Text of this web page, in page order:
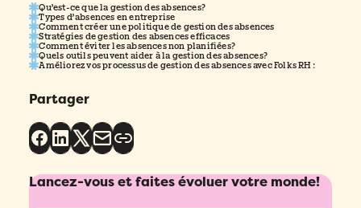
Qu’est-ce que la gestion des absences?
Types d’absences en entreprise
Comment créer une politique de gestion des absences
Stratégies de gestion des absences efficaces
Comment éviter les absences non planifiées?
Quels outils peuvent aider à la gestion des absences?
Améliorez vos processus de gestion des absences avec Folks RH :
Partager
Lancez-vous et faites évoluer votre monde!